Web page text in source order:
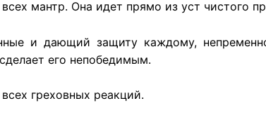
мантр. Она идет прямо из уст чистого
и дающий защиту каждому,
его непобедимым.
греховных реакций.